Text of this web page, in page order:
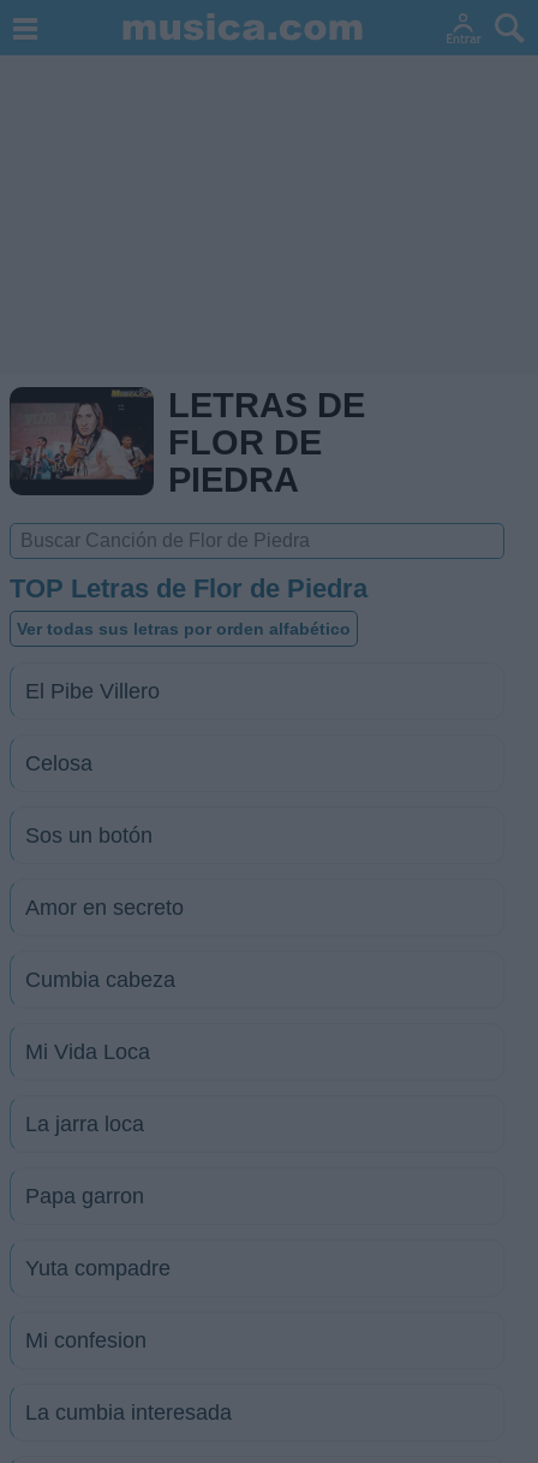
LETRAS DE
FLOR DE
PIEDRA
TOP Letras de Flor de Piedra
Ver todas sus letras por orden alfabético
El Pibe Villero
Celosa
Sos un botón
Amor en secreto
Cumbia cabeza
Mi Vida Loca
La jarra loca
Papa garron
Yuta compadre
Mi confesion
La cumbia interesada